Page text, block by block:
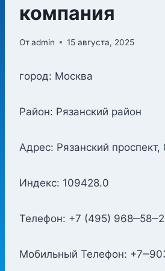
компания
Отadmin 15 августа, 2025
город: Москва
Район: Рязанский район
Адрес: Рязанский проспект,
Индекс: 109428.0
Телефон: +7 (495)
Мобильный Телефон: